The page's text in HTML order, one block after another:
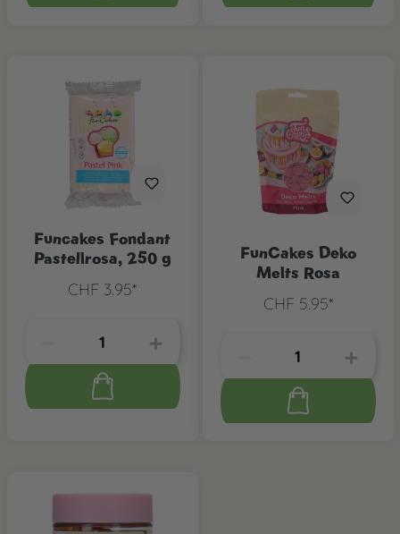
Funcakes Fondant
Pastellrosa, 250 g
CHF 3.95*
FunCakes Deko
Melts Rosa
CHF 5.95*